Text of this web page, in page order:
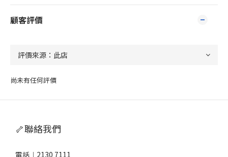
顧客評價
尚未有任何評價
🦴聯絡我們
電話︱2130 7111